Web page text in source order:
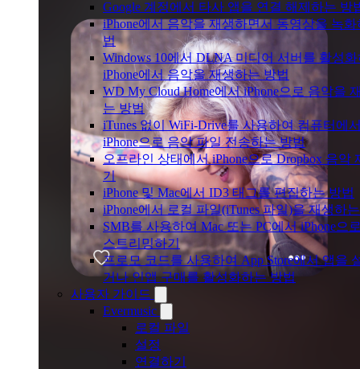
Google 계정에서 타사 앱을 연결 해제하는 방
iPhone에서 음악을 재생하면서 동영상을 녹
법
Windows 10에서 DLNA 미디어 서버를 활성
iPhone에서 음악을 재생하는 방법
WD My Cloud Home에서 iPhone으로 음악을
는 방법
iTunes 없이 WiFi-Drive를 사용하여 컴퓨터에
iPhone으로 음악 파일 전송하는 방법
오프라인 상태에서 iPhone으로 Dropbox 음악
기
iPhone 및 Mac에서 ID3 태그를 편집하는 방법
iPhone에서 로컬 파일(iTunes 파일)을 재생하
SMB를 사용하여 Mac 또는 PC에서 iPhone으
스트리밍하기
프로모 코드를 사용하여 App Store에서 앱을
거나 인앱 구매를 활성화하는 방법
사용자 가이드
Evermusic
로컬 파일
설정
연결하기